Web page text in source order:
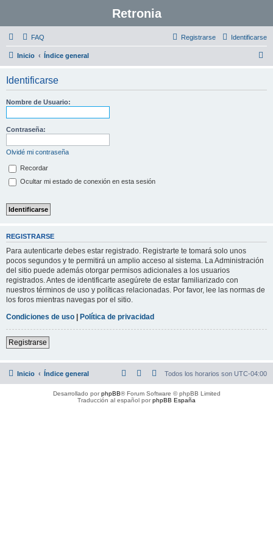
Retronia
FAQ Identificarse
Registrarse
Inicio Índice general
Identificarse
Nombre de Usuario:
Contraseña:
Olvidé mi contraseña
Recordar
Ocultar mi estado de conexión en esta sesión
REGISTRARSE
Para autenticarte debes estar registrado. Registrarte te tomará solo unos
pocos segundos y te permitirá un amplio acceso al sistema. La Administración
del sitio puede además otorgar permisos adicionales a los usuarios
registrados. Antes de identificarte asegúrete de estar familiarizado con
nuestros términos de uso y políticas relacionadas. Por favor, lee las normas de
los foros mientras navegas por el sitio.
Condiciones de uso | Política de privacidad
Registrarse
Inicio Índice general Todos los horarios son UTC-04:00
Desarrollado porphpBB® Forum Software © phpBB Limited
Traducción al español porphpBB España